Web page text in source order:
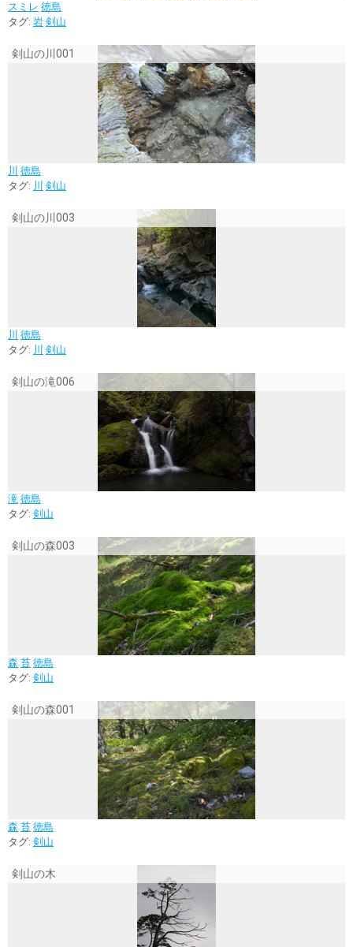
スミレ 徳島
タグ: 岩 剣山
剣山の川001
川 徳島
タグ: 川 剣山
剣山の川003
川 徳島
タグ: 川 剣山
剣山の滝006
滝 徳島
タグ: 剣山
剣山の森003
森 苔 徳島
タグ: 剣山
剣山の森001
森 苔 徳島
タグ: 剣山
剣山の木